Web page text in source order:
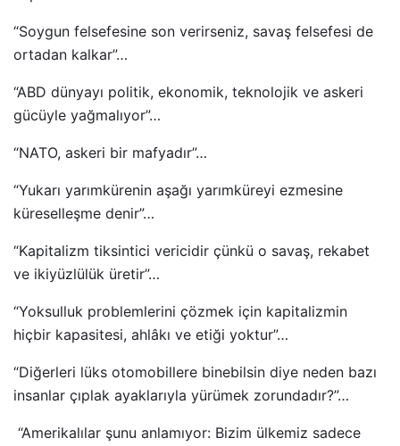
“Soygun felsefesine son verirseniz, savaş felsefesi de
ortadan kalkar”…
“ABD dünyayı politik, ekonomik, teknolojik ve askeri
gücüyle yağmalıyor”…
“NATO, askeri bir mafyadır”…
“Yukarı yarımkürenin aşağı yarımküreyi ezmesine
küreselleşme denir”…
“Kapitalizm tiksintici vericidir çünkü o savaş, rekabet
ve ikiyüzlülük üretir”…
“Yoksulluk problemlerini çözmek için kapitalizmin
hiçbir kapasitesi, ahlâkı ve etiği yoktur”…
“Diğerleri lüks otomobillere binebilsin diye neden bazı
insanlar çıplak ayaklarıyla yürümek zorundadır?”…
“Amerikalılar şunu anlamıyor: Bizim ülkemiz sadece